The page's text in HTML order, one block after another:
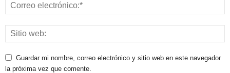
Guardar mi nombre, correo electrónico y sitio web en este navegador
la próxima vez que comente.